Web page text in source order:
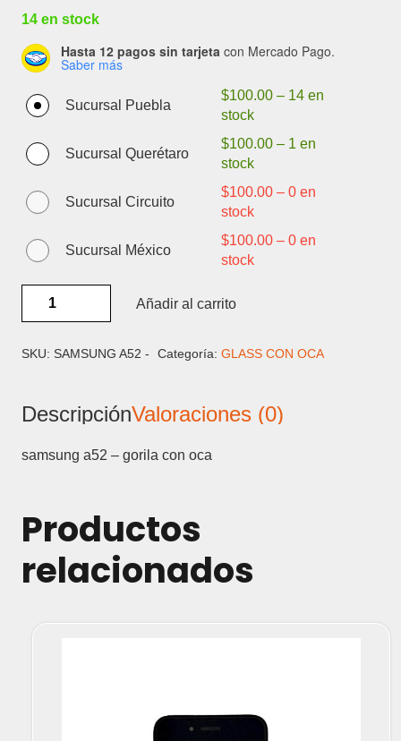
14 en stock
Hasta 12 pagos sin tarjeta con Mercado Pago.
Saber más
Sucursal Puebla
$100.00– 14 en
stock
Sucursal Querétaro
$100.00– 1 en
stock
Sucursal Circuito
$100.00– 0 en
stock
Sucursal México
$100.00– 0 en
stock
GORILA
cantidad
Añadir al carrito
SKU: SAMSUNG A52 - Categoría: GLASS CON OCA
DescripciónValoraciones (0)
samsung a52 – gorila con oca
Productos
relacionados